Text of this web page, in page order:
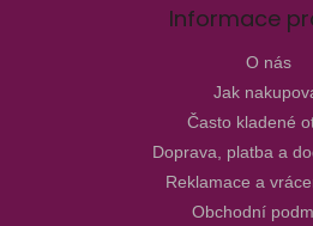
Informace
O nás
Jak
Často kladené
Doprava, platba a
Reklamace a
Obchodní